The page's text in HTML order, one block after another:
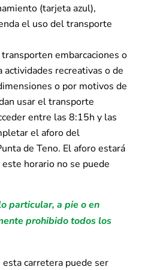
(tarjeta azul),
el uso del transporte
embarcaciones o
actividades recreativas o de
o por motivos de
usar el transporte
entre las 8:15h y las
el aforo del
de Teno. El aforo estará
horario no se puede
particular, a pie o en
prohibido todos los
carretera puede ser